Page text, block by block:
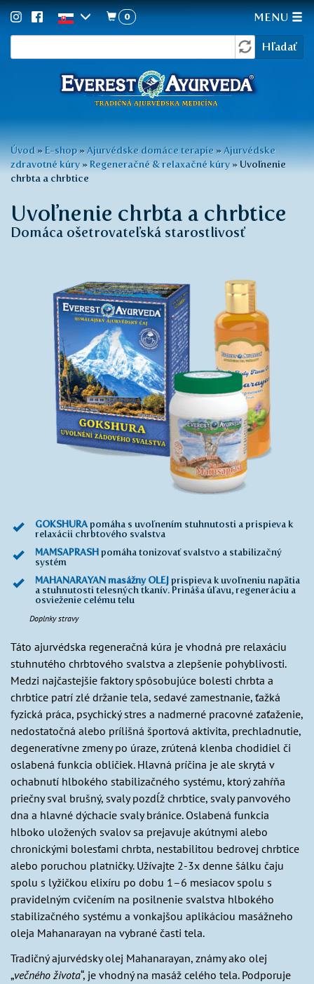
na
Hľadať
0 MENU
Nachádzate
sa
Úvod » E-shop » Ajurvédske domáce terapie » Ajurvédske
zdravotné kúry » Regeneračné & relaxačné kúry »Uvoľnenie
chrbta a chrbtice
Uvoľnenie chrbta a chrbtice
Domáca ošetrovateľská starostlivosť
GOKSHURApomáha s uvoľnením stuhnutosti a prispieva k
relaxácii chrbtového svalstva
MAMSAPRASHpomáha tonizovať svalstvo a stabilizačný
systém
MAHANARAYAN masážny OLEJprispieva k uvoľneniu napätia
a stuhnutosti telesných tkanív. Prináša úľavu, regeneráciu a
osvieženie celému telu
Doplnky stravy
Táto ajurvédska regeneračná kúra je vhodná pre relaxáciu
stuhnutého chrbtového svalstva a zlepšenie pohyblivosti.
Medzi najčastejšie faktory spôsobujúce bolesti chrbta a
chrbtice patrí zlé držanie tela, sedavé zamestnanie, ťažká
fyzická práca, psychický stres a nadmerné pracovné zaťaženie,
nedostatočná alebo prílišná športová aktivita, prechladnutie,
degeneratívne zmeny po úraze, zrútená klenba chodidiel či
oslabená funkcia obličiek. Hlavná príčina je ale skrytá v
ochabnutí hlbokého stabilizačného systému, ktorý zahŕňa
priečny sval brušný, svaly pozdĺž chrbtice, svaly panvového
dna a hlavné dýchacie svaly bránice. Oslabená funkcia
hlboko uložených svalov sa prejavuje akútnymi alebo
chronickými bolesťami chrbta, nestabilitou bedrovej chrbtice
alebo poruchou platničky. Užívajte 2-3x denne šálku čaju
spolu s lyžičkou elixíru po dobu 1–6 mesiacov spolu s
pravidelným cvičením na posilnenie svalstva hlbokého
stabilizačného systému a vonkajšou aplikáciou masážneho
oleja Mahanarayan na vybrané časti tela.
Tradičný ajurvédsky olej Mahanarayan, známy ako olej
„večného života“, je vhodný na masáž celého tela. Podporuje